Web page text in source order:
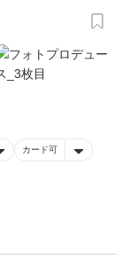
カード可